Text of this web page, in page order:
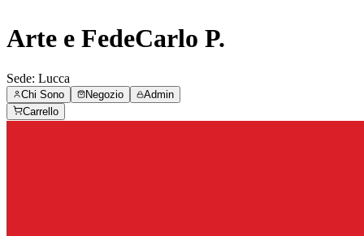
Arte e FedeCarlo P.
Sede: Lucca
Chi Sono Negozio
Admin
Carrello